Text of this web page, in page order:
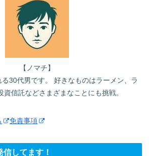
【ノマチ】
る30代男です。 好きなものはラーメン、ラ
信託などさまざまなことにも挑戦。
免責事項
してます！